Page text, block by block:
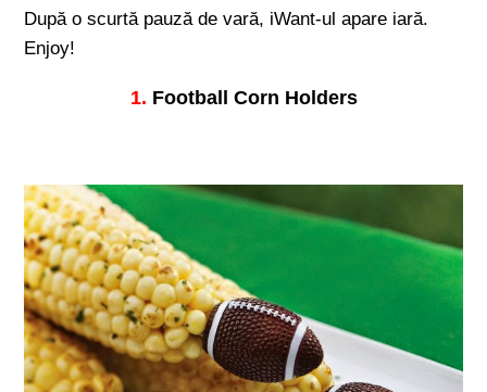
După o scurtă pauză de vară, iWant-ul apare iară.
Enjoy!
1. Football Corn Holders